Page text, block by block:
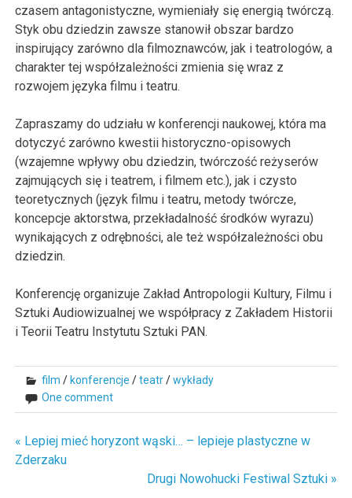
czasem antagonistyczne, wymieniały się energią twórczą.
Styk obu dziedzin zawsze stanowił obszar bardzo
inspirujący zarówno dla filmoznawców, jak i teatrologów, a
charakter tej współzależności zmienia się wraz z
rozwojem języka filmu i teatru.
Zapraszamy do udziału w konferencji naukowej, która ma
dotyczyć zarówno kwestii historyczno-opisowych
(wzajemne wpływy obu dziedzin, twórczość reżyserów
zajmujących się i teatrem, i filmem etc.), jak i czysto
teoretycznych (język filmu i teatru, metody twórcze,
koncepcje aktorstwa, przekładalność środków wyrazu)
wynikających z odrębności, ale też współzależności obu
dziedzin.
Konferencję organizuje Zakład Antropologii Kultury, Filmu i
Sztuki Audiowizualnej we współpracy z Zakładem Historii
i Teorii Teatru Instytutu Sztuki PAN.
film / konferencje /teatr/wykłady
One comment
Nawigacja
« Lepiej mieć horyzont wąski… – lepieje plastyczne w
Zderzaku
Drugi Nowohucki Festiwal Sztuki »